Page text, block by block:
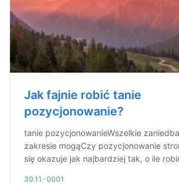
Jak fajnie robić tanie
pozycjonowanie?
tanie pozycjonowanieWszelkie
zakresie mogąCzy pozycjonowanie
się okazuje jak najbardziej tak, o ile
30.11.-0001